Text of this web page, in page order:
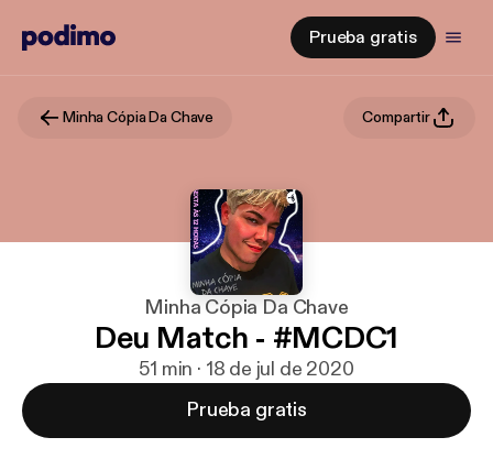
Prueba gratis
Minha Cópia Da Chave Compartir
Minha Cópia Da Chave
Deu Match - #MCDC1
51 min · 18 de jul de 2020
Prueba gratis